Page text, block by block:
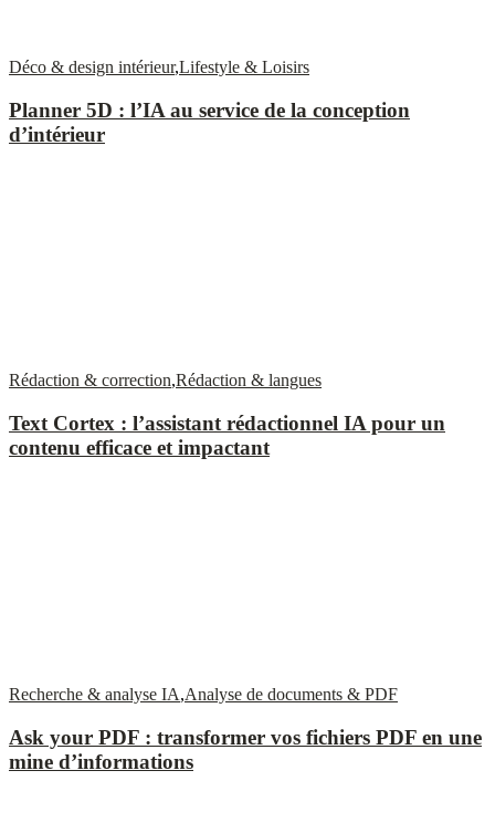
Déco & design intérieur,Lifestyle & Loisirs
Planner 5D : l’IA au service de la conception
d’intérieur
Rédaction & correction,Rédaction & langues
Text Cortex : l’assistant rédactionnel IA pour un
contenu efficace et impactant
Recherche & analyse IA,Analyse de documents & PDF
Ask your PDF : transformer vos fichiers PDF en une
mine d’informations